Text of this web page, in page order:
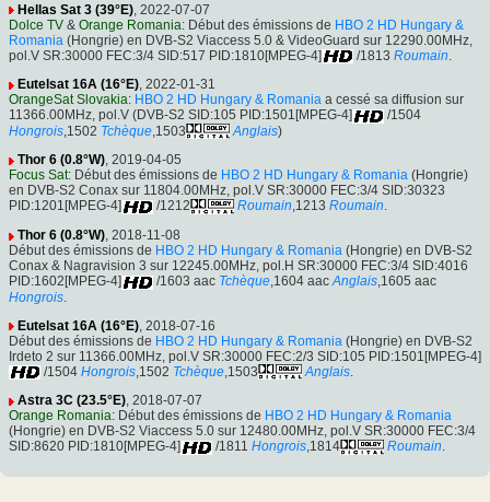
Hellas Sat 3 (39°E), 2022-07-07
Dolce TV & Orange Romania: Début des émissions de HBO 2 HD Hungary &
Romania (Hongrie) en DVB-S2 Viaccess 5.0 & VideoGuard sur 12290.00MHz,
pol.V SR:30000 FEC:3/4 SID:517 PID:1810[MPEG-4]
/1813 Roumain.
Eutelsat 16A (16°E), 2022-01-31
OrangeSat Slovakia: HBO 2 HD Hungary & Romania a cessé sa diffusion sur
11366.00MHz, pol.V (DVB-S2 SID:105 PID:1501[MPEG-4]
/1504
Hongrois ,1502 Tchèque ,1503 Anglais)
Thor 6 (0.8°W), 2019-04-05
Focus Sat: Début des émissions de HBO 2 HD Hungary & Romania (Hongrie)
en DVB-S2 Conax sur 11804.00MHz, pol.V SR:30000 FEC:3/4 SID:30323
PID:1201[MPEG-4]
/1212 Roumain,1213 Roumain.
Thor 6 (0.8°W), 2018-11-08
Début des émissions de HBO 2 HD Hungary & Romania (Hongrie) en DVB-S2
Conax & Nagravision 3 sur 12245.00MHz, pol.H SR:30000 FEC:3/4 SID:4016
PID:1602[MPEG-4]
/1603 aac Tchèque,1604 aac Anglais,1605 aac
Hongrois
Eutelsat 16A (16°E) , 2018-07-16
Début des émissions de HBO 2 HD Hungary & Romania (Hongrie) en DVB-S2
Irdeto 2 sur 11366.00MHz, pol.V SR:30000 FEC:2/3 SID:105 PID:1501[MPEG-4]
/1504 Hongrois ,1502 Tchèque ,1503 Anglais
Astra 3C (23.5°E), 2018-07-07
Orange Romania: Début des émissions de HBO 2 HD Hungary & Romania
(Hongrie) en DVB-S2 Viaccess 5.0 sur 12480.00MHz, pol.V SR:30000 FEC:3/4
SID:8620 PID:1810[MPEG-4]
/1811 Hongrois,1814 Roumain.